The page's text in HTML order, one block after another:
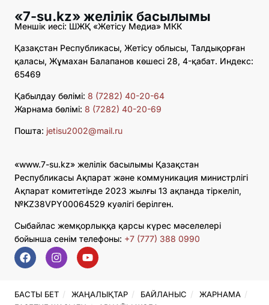
«7-su.kz» желілік басылымы
Меншік иесі: ШЖҚ «Жетісу Медиа» МКК
Қазақстан Республикасы, Жетісу облысы, Талдықорған
қаласы, Жұмахан Балапанов көшесі 28, 4-қабат. Индекс:
65469
Қабылдау бөлімі: 8 (7282) 40-20-64
Жарнама бөлімі: 8 (7282) 40-20-69
Пошта: jetisu2002@mail.ru
«www.7-su.kz» желілік басылымы Қазақстан
Республикасы Ақпарат және коммуникация министрлігі
Ақпарат комитетінде 2023 жылғы 13 ақпанда тіркеліп,
№KZ38VPY00064529 куәлігі берілген.
Сыбайлас жемқорлыққа қарсы күрес мәселелері
бойынша сенім телефоны: +7 (777) 388 0990
БАСТЫ БЕТ ЖАҢАЛЫҚТАР БАЙЛАНЫС
ЖАРНАМА